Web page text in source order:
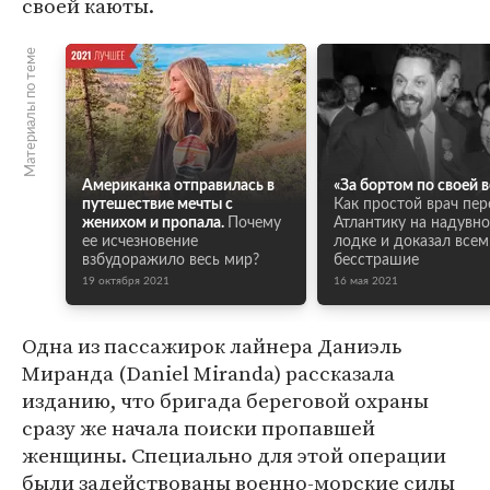
Материалы по теме
Американка отправилась в
путешествие мечты с
женихом и пропала.
Почему
ее исчезновение
взбудоражило весь мир?
19 октября 2021
«За бортом по своей
Как простой врач
Атлантику на
лодке и доказал
бесстрашие
16 мая 2021
Одна из пассажирок лайнера Даниэль
Миранда (Daniel Miranda) рассказала
изданию, что бригада береговой охраны
сразу же начала поиски пропавшей
женщины. Специально для этой операции
были задействованы военно-морские силы